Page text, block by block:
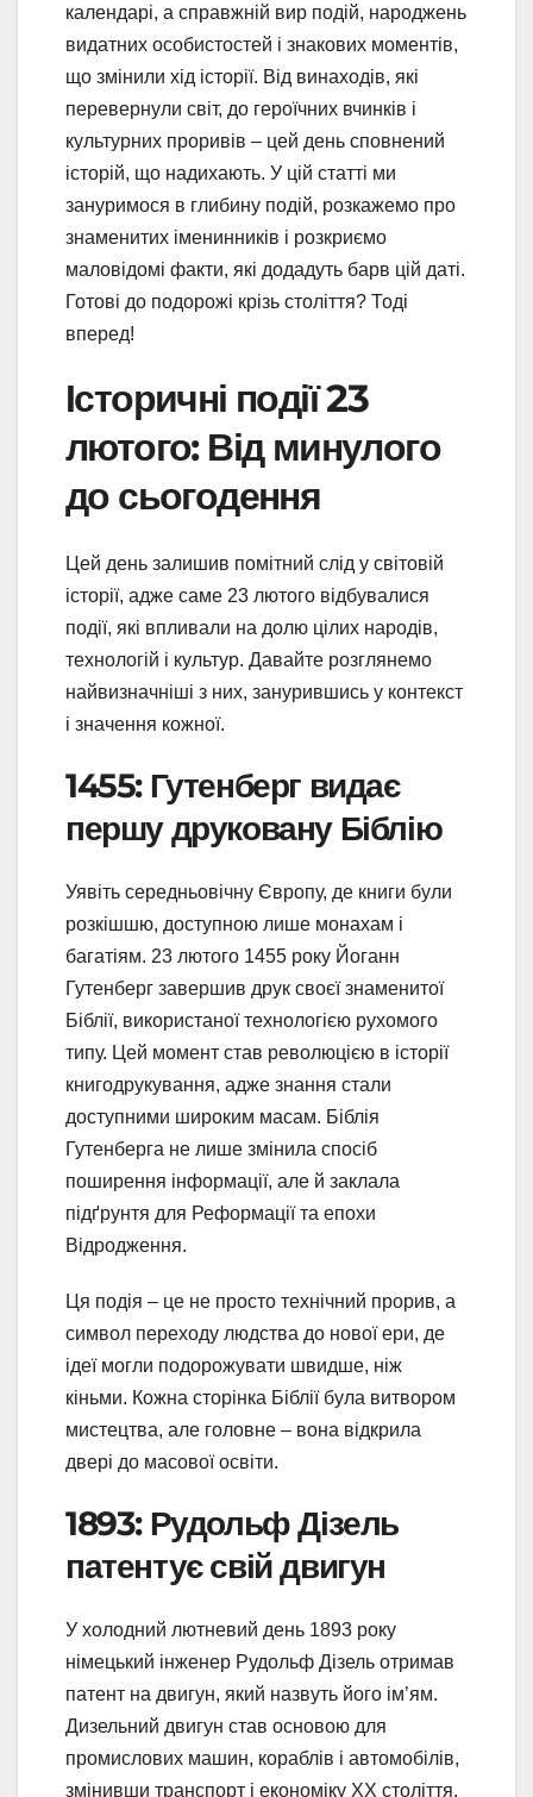
календарі, а справжній вир подій, народжень
видатних особистостей і знакових моментів,
що змінили хід історії. Від винаходів, які
перевернули світ, до героїчних вчинків і
культурних проривів – цей день сповнений
історій, що надихають. У цій статті ми
зануримося в глибину подій, розкажемо про
знаменитих іменинників і розкриємо
маловідомі факти, які додадуть барв цій даті.
Готові до подорожі крізь століття? Тоді
вперед!
Історичні події 23
лютого: Від минулого
до сьогодення
Цей день залишив помітний слід у світовій
історії, адже саме 23 лютого відбувалися
події, які впливали на долю цілих народів,
технологій і культур. Давайте розглянемо
найвизначніші з них, занурившись у контекст
і значення кожної.
1455: Гутенберг видає
першу друковану Біблію
Уявіть середньовічну Європу, де книги були
розкішшю, доступною лише монахам і
багатіям. 23 лютого 1455 року Йоганн
Гутенберг завершив друк своєї знаменитої
Біблії, використаної технологією рухомого
типу. Цей момент став революцією в історії
книгодрукування, адже знання стали
доступними широким масам. Біблія
Гутенберга не лише змінила спосіб
поширення інформації, але й заклала
підґрунтя для Реформації та епохи
Відродження.
Ця подія – це не просто технічний прорив, а
символ переходу людства до нової ери, де
ідеї могли подорожувати швидше, ніж
кіньми. Кожна сторінка Біблії була витвором
мистецтва, але головне – вона відкрила
двері до масової освіти.
1893: Рудольф Дізель
патентує свій двигун
У холодний лютневий день 1893 року
німецький інженер Рудольф Дізель отримав
патент на двигун, який назвуть його ім’ям.
Дизельний двигун став основою для
промислових машин, кораблів і автомобілів,
змінивши транспорт і економіку XX століття.